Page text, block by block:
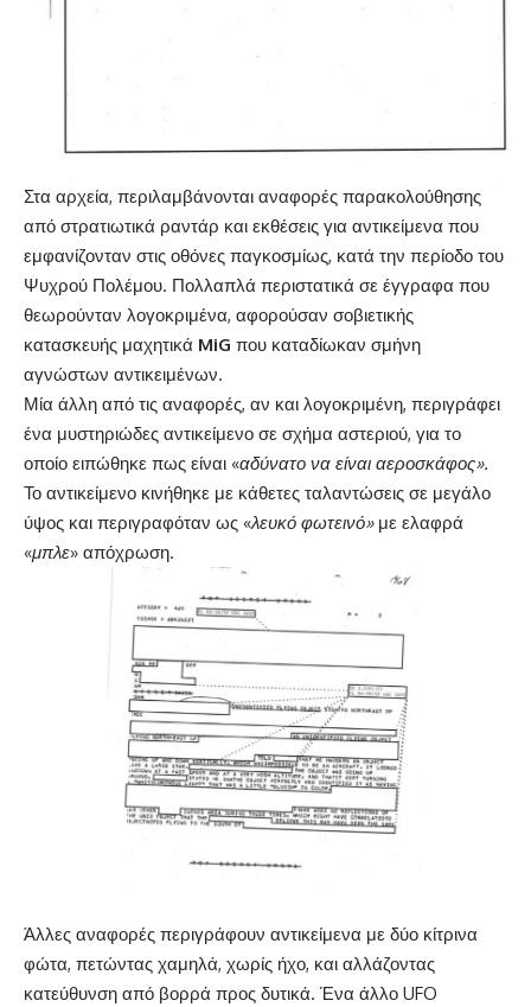
Στα αρχεία, περιλαμβάνονται αναφορές παρακολούθησης
από στρατιωτικά ραντάρ και εκθέσεις για αντικείμενα που
εμφανίζονταν στις οθόνες παγκοσμίως, κατά την περίοδο του
Ψυχρού Πολέμου. Πολλαπλά περιστατικά σε έγγραφα που
θεωρούνταν λογοκριμένα, αφορούσαν σοβιετικής
κατασκευής μαχητικά MiG που καταδίωκαν σμήνη
αγνώστων αντικειμένων.
Μία άλλη από τις αναφορές, αν και λογοκριμένη, περιγράφει
ένα μυστηριώδες αντικείμενο σε σχήμα αστεριού, για το
οποίο ειπώθηκε πως είναι «αδύνατο να είναι αεροσκάφος».
Το αντικείμενο κινήθηκε με κάθετες ταλαντώσεις σε μεγάλο
ύψος και περιγραφόταν ως «λευκό φωτεινό»με ελαφρά
«μπλε» απόχρωση.
Άλλες αναφορές περιγράφουν αντικείμενα με δύο κίτρινα
φώτα, πετώντας χαμηλά, χωρίς ήχο, και αλλάζοντας
κατεύθυνση από βορρά προς δυτικά. Ένα άλλο UFO